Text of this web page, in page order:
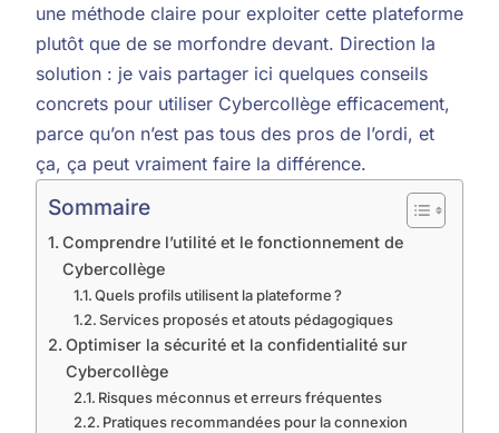
une méthode claire pour exploiter cette plateforme
plutôt que de se morfondre devant. Direction la
solution : je vais partager ici quelques conseils
concrets pour utiliser Cybercollège efficacement,
parce qu’on n’est pas tous des pros de l’ordi, et
ça, ça peut vraiment faire la différence.
Sommaire
Comprendre l’utilité et le fonctionnement de
Cybercollège
Quels profils utilisent la plateforme ?
Services proposés et atouts pédagogiques
Optimiser la sécurité et la confidentialité sur
Cybercollège
Risques méconnus et erreurs fréquentes
Pratiques recommandées pour la connexion